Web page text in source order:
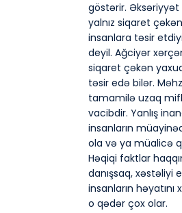
göstərir.
yalnız siqaret
insanlara təsir
deyil. Ağciyər
siqaret çəkən
təsir edə bilər.
tamamilə uzaq
vacibdir. Yanlış
insanların
ola və ya müalicə
Həqiqi faktlar
danışsaq, xəstəliyi
insanların həyatını
o qədər çox olar.